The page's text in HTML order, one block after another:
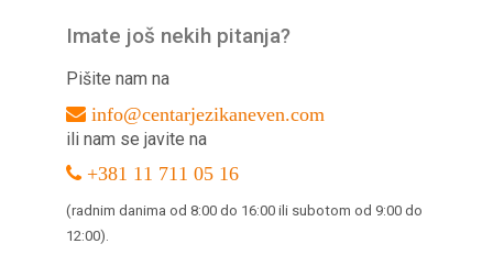
Imate još nekih pitanja?
Pišite nam na
info@centarjezikaneven.com
ili nam se javite na
+381 11 711 05 16
(radnim danima od 8:00 do 16:00 ili subotom od 9:00 do
12:00).